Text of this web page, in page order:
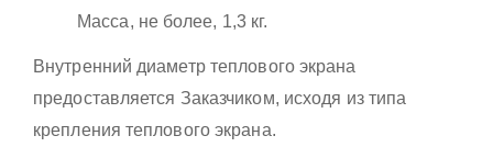
Масса, не более, 1,3 кг.
Внутренний диаметр теплового экрана
предоставляется Заказчиком, исходя из типа
крепления теплового экрана.